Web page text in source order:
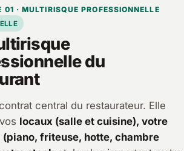
01 · MULTIRISQUE PROFESSIONNELLE
du
central du restaurateur. Elle
locaux (salle et cuisine), votre
(piano, friteuse, hotte, chambre